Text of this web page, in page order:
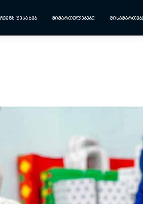
ᲩᲕᲔᲜᲡ ᲨᲔᲡᲐᲮᲔᲑ ᲛᲘᲛᲐᲠᲗᲣᲚᲔᲑᲔᲑᲘ